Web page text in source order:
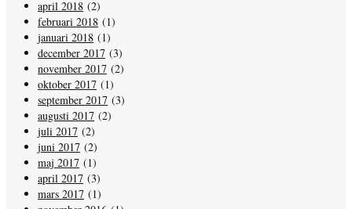
april 2018 (2)
februari 2018 (1)
januari 2018 (1)
december 2017 (3)
november 2017 (2)
oktober 2017 (1)
september 2017 (3)
augusti 2017 (2)
juli 2017 (2)
juni 2017 (2)
maj 2017 (1)
april 2017 (3)
mars 2017 (1)